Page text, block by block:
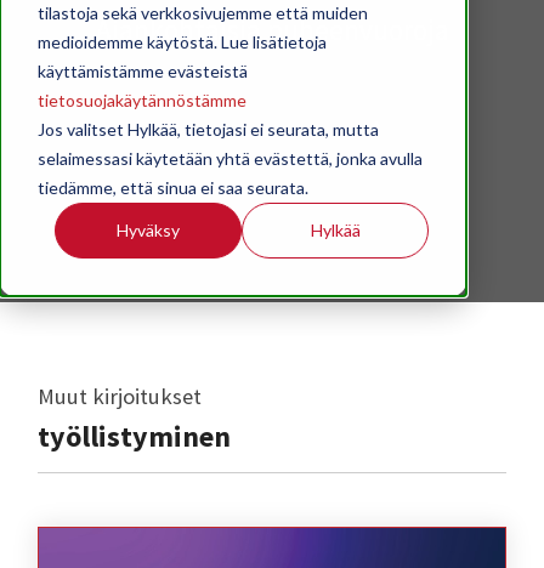
tilastoja sekä verkkosivujemme että muiden
medioidemme käytöstä. Lue lisätietoja
käyttämistämme evästeistä
tietosuojakäytännöstämme
Jos valitset Hylkää, tietojasi ei seurata, mutta
selaimessasi käytetään yhtä evästettä, jonka avulla
tiedämme, että sinua ei saa seurata.
Hyväksy Hylkää
Ajankohtaisia puheenvuoroja
Muut kirjoitukset
työllistyminen